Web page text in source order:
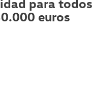
para todos
euros